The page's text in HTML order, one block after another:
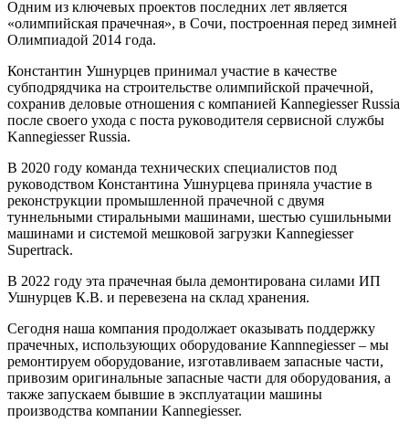
Одним из ключевых проектов последних лет является
«олимпийская прачечная», в Сочи, построенная перед зимней
Олимпиадой 2014 года.
Константин Ушнурцев принимал участие в качестве
субподрядчика на строительстве олимпийской прачечной,
сохранив деловые отношения с компанией Kannegiesser Russia
после своего ухода с поста руководителя сервисной службы
Kannegiesser Russia.
В 2020 году команда технических специалистов под
руководством Константина Ушнурцева приняла участие в
реконструкции промышленной прачечной с двумя
туннельными стиральными машинами, шестью сушильными
машинами и системой мешковой загрузки Kannegiesser
Supertrack.
В 2022 году эта прачечная была демонтирована силами ИП
Ушнурцев К.В. и перевезена на склад хранения.
Сегодня наша компания продолжает оказывать поддержку
прачечных, использующих оборудование Kannnegiesser – мы
ремонтируем оборудование, изготавливаем запасные части,
привозим оригинальные запасные части для оборудования, а
также запускаем бывшие в эксплуатации машины
производства компании Kannegiesser.